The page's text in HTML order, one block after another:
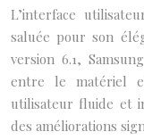
L’interface
saluée pour son
version 6.1,
entre le matériel
utilisateur fluide et
des améliorations